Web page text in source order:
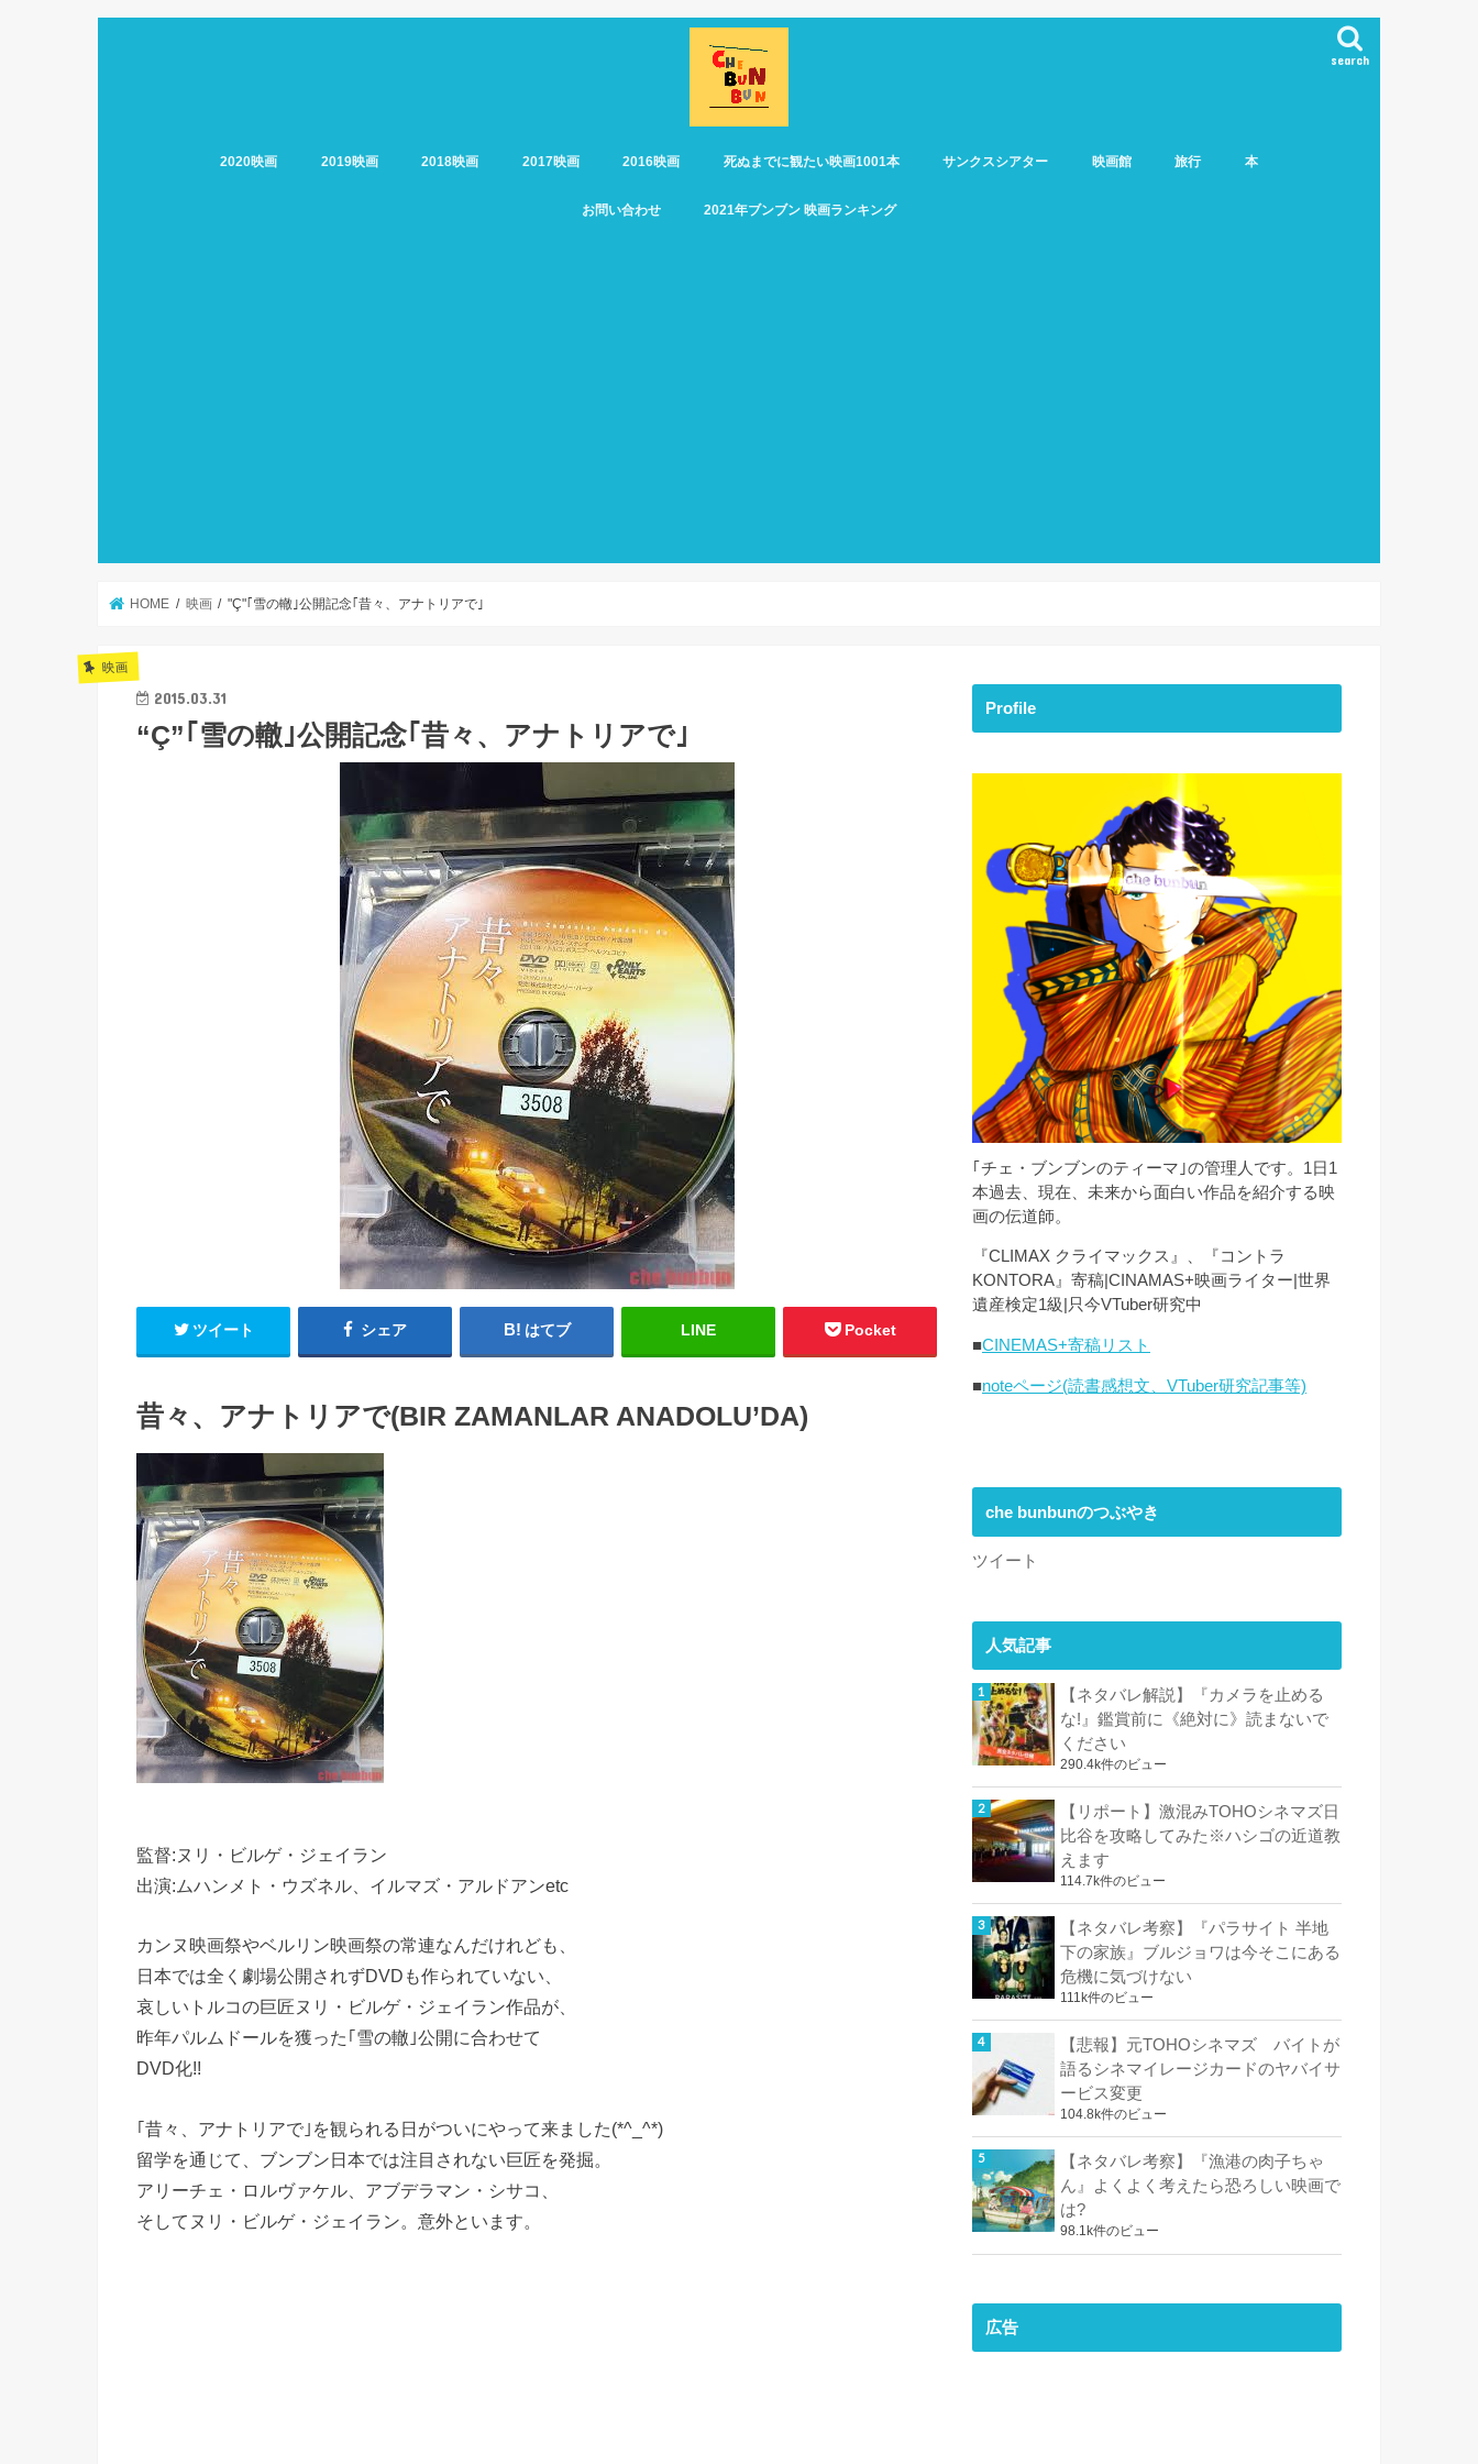
search
2020映画 2019映画 2018映画 2017映画 2016映画 死ぬまでに観たい映画1001本 サンクスシアター 映画館 旅行 本
お問い合わせ 2021年ブンブン 映画ランキング
HOME 映画 "Ç"｢雪の轍｣公開記念｢昔々、アナトリアで｣
映画
2015.03.31
“Ç”｢雪の轍｣公開記念｢昔々、アナトリアで｣
ツイート シェア はてブ LINE Pocket
昔々、アナトリアで(BIR ZAMANLAR ANADOLU’DA)
監督:ヌリ・ビルゲ・ジェイラン
出演:ムハンメト・ウズネル、イルマズ・アルドアンetc
カンヌ映画祭やベルリン映画祭の常連なんだけれども、
日本では全く劇場公開されずDVDも作られていない、
哀しいトルコの巨匠ヌリ・ビルゲ・ジェイラン作品が、
昨年パルムドールを獲った｢雪の轍｣公開に合わせて
DVD化!!
｢昔々、アナトリアで｣を観られる日がついにやって来ました(*^_^*)
留学を通じて、ブンブン日本では注目されない巨匠を発掘。
アリーチェ・ロルヴァケル、アブデラマン・シサコ、
そしてヌリ・ビルゲ・ジェイラン。意外といます。
Profile
｢チェ・ブンブンのティーマ｣の管理人です。1日1
本過去、現在、未来から面白い作品を紹介する映
画の伝道師。
『CLIMAX クライマックス』、『コントラ
KONTORA』寄稿|CINAMAS+映画ライター|世界
遺産検定1級|只今VTuber研究中
■CINEMAS+寄稿リスト
■noteページ(読書感想文、VTuber研究記事等)
che bunbunのつぶやき
ツイート
人気記事
【ネタバレ解説】『カメラを止める
な!』鑑賞前に《絶対に》読まないで
ください
290.4k件のビュー
【リポート】激混みTOHOシネマズ日
比谷を攻略してみた※ハシゴの近道教
えます
114.7k件のビュー
【ネタバレ考察】『パラサイト 半地
下の家族』ブルジョワは今そこにある
危機に気づけない
111k件のビュー
【悲報】元TOHOシネマズ バイトが
語るシネマイレージカードのヤバイサ
ービス変更
104.8k件のビュー
【ネタバレ考察】『漁港の肉子ちゃ
ん』よくよく考えたら恐ろしい映画で
は?
98.1k件のビュー
広告